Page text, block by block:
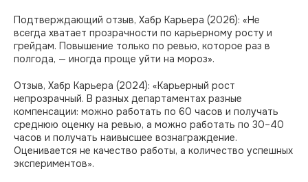
Подтверждающий отзыв, Хабр Карьера (2026): «Не
всегда хватает прозрачности по карьерному росту и
грейдам. Повышение только по ревью, которое раз в
полгода, — иногда проще уйти на мороз».
Отзыв, Хабр Карьера (2024): «Карьерный рост
непрозрачный. В разных департаментах разные
компенсации: можно работать по 60 часов и получать
среднюю оценку на ревью, а можно работать по 30–40
часов и получать наивысшее вознаграждение.
Оценивается не качество работы, а количество успешных
экспериментов».